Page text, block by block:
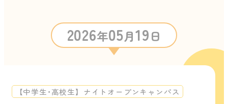
2026年05月19日
【中学生･高校生】ナイトオープンキャンパス